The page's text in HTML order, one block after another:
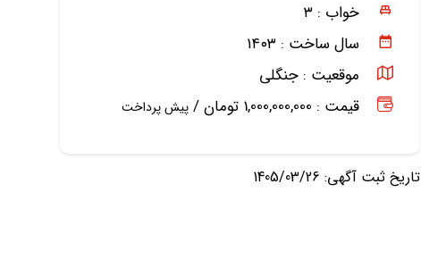
خواب : ۳
سال ساخت : ۱۴۰۳
موقعیت : جنگلی
قیمت : 1,000,000,000 تومان /
پیش پرداخت
تاریخ ثبت آگهی: 1405/03/26